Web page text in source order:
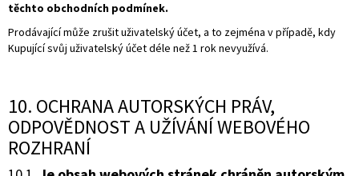
těchto obchodních podmínek.
Prodávající může zrušit uživatelský účet, a to zejména v případě, kdy
Kupující svůj uživatelský účet déle než 1 rok nevyužívá.
10. OCHRANA AUTORSKÝCH PRÁV,
ODPOVĚDNOST A UŽÍVÁNÍ WEBOVÉHO
ROZHRANÍ